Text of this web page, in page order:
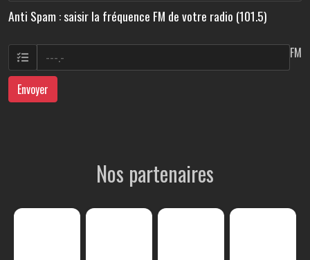
Anti Spam : saisir la fréquence FM de votre radio (101.5)
FM
Envoyer
Nos partenaires